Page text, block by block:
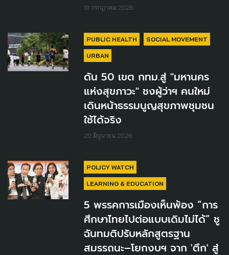
19 กรกฎาคม 2026
PUBLIC HEALTH SOCIAL MOVEMENT
URBAN
ดัน 50 เขต กทม.สู่ "มหานคร
แห่งสุขภาวะ" ชงผู้ว่าฯ คนใหม่
เดินหน้าธรรมนูญสุขภาพชุมชน
ใช้ได้จริง
20 มิถุนายน 2026
POLICY WATCH
LEARNING & EDUCATION
5 พรรคการเมืองเห็นพ้อง “การ
ศึกษาไทยไปต่อแบบเดิมไม่ได้” ชู
ฉันทมติปรับหลักสูตรฐาน
สมรรถนะ–โยกงบฯ จาก 'ตึก' สู่